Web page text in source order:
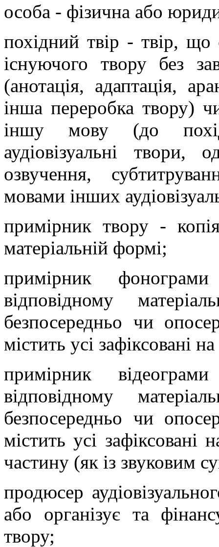
особа - фізична або
похідний твір - твір,
існуючого твору без
(анотація, адаптація,
інша переробка твору)
іншу мову (до
аудіовізуальні твори,
озвучення,
мовами інших
примірник твору -
матеріальній формі;
примірник
відповідному
безпосередньо чи
містить усі зафіксовані
примірник
відповідному
безпосередньо чи
містить усі
частину (як із звуковим
продюсер
або організує та
твору;